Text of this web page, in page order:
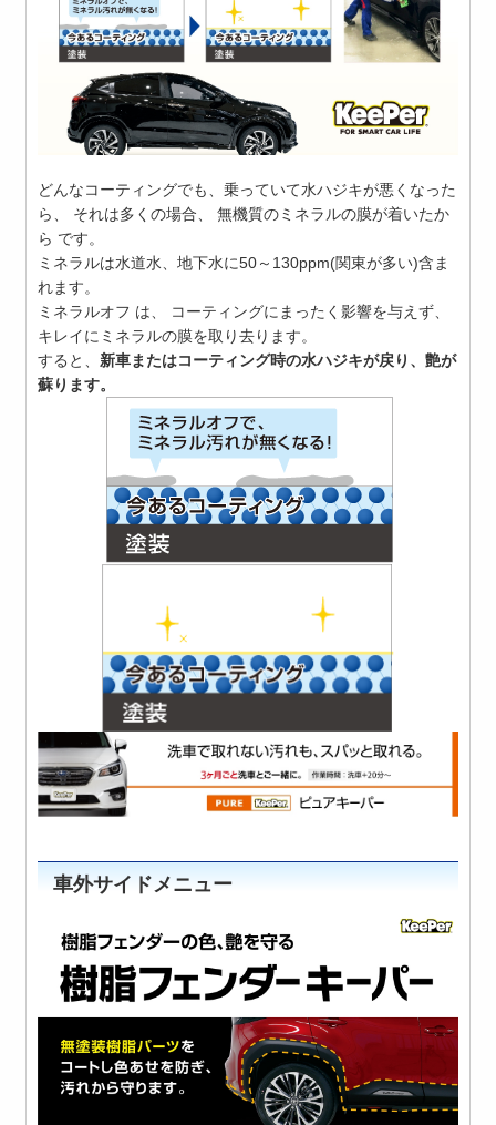
どんなコーティングでも、乗っていて水ハジキが悪くなった
ら、 それは多くの場合、
無機質のミネラルの膜が着いたか
ら です。
ミネラルは水道水、地下水に50～130ppm(関東が多い)含ま
れます。
ミネラルオフ は、 コーティングにまったく影響を与えず、
キレイにミネラルの膜を取り去ります。
すると、 新車またはコーティング時の水ハジキが戻り、艶が
蘇ります。
車外サイドメニュー